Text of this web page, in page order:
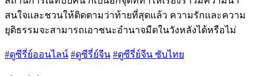
สนใจและชวนให้ติดตามว่าท้ายที่สุดแล้ว ความรักและความ
ยุติธรรมจะสามารถเอาชนะอำนาจมืดในวังหลังได้หรือไม่
#ดูซีรี่ย์ออนไลน์ #ดูซีรี่ย์จีน #ดูซีรี่ย์จีน ซับไทย